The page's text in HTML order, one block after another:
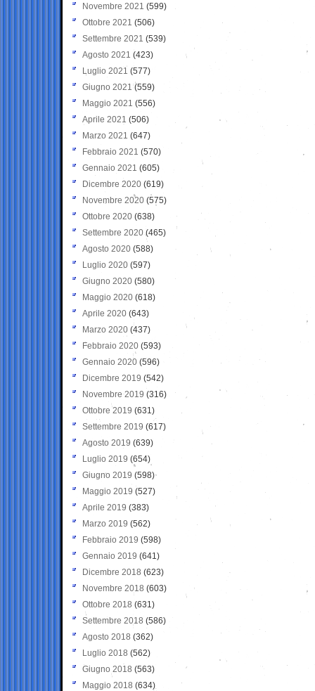
Novembre 2021 (599)
Ottobre 2021 (506)
Settembre 2021 (539)
Agosto 2021 (423)
Luglio 2021 (577)
Giugno 2021(559)
Maggio 2021 (556)
Aprile 2021 (506)
Marzo 2021 (647)
Febbraio 2021 (570)
Gennaio 2021 (605)
Dicembre 2020 (619)
Novembre 2020 (575)
Ottobre 2020 (638)
Settembre 2020(465)
Agosto 2020 (588)
Luglio 2020 (597)
Giugno 2020 (580)
Maggio 2020 (618)
Aprile 2020 (643)
Marzo 2020 (437)
Febbraio 2020 (593)
Gennaio 2020 (596)
Dicembre 2019 (542)
Novembre 2019 (316)
Ottobre 2019 (631)
Settembre 2019 (617)
Agosto 2019 (639)
Luglio 2019 (654)
Giugno 2019 (598)
Maggio 2019 (527)
Aprile 2019 (383)
Marzo 2019 (562)
Febbraio 2019 (598)
Gennaio 2019 (641)
Dicembre 2018 (623)
Novembre 2018 (603)
Ottobre 2018 (631)
Settembre 2018 (586)
Agosto 2018 (362)
Luglio 2018 (562)
Giugno 2018 (563)
Maggio 2018 (634)